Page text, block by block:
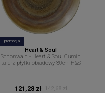
promocja
Heart & Soul
Schonwald - Heart & Soul Cumin
talerz płytki obiadowy 30cm H&S
121,28 zł
142,68 zł